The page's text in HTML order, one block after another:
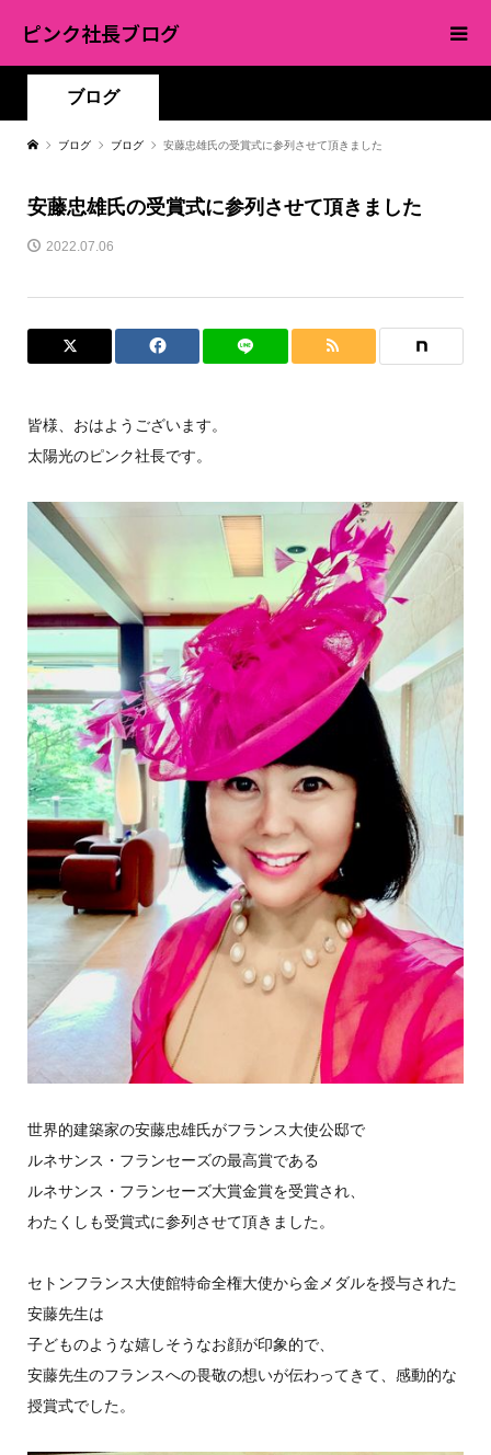
ピンク社長ブログ
ブログ
ブログ ブログ 安藤忠雄氏の受賞式に参列させて頂きました
安藤忠雄氏の受賞式に参列させて頂きました
2022.07.06
皆様、おはようございます。
太陽光のピンク社長です。
世界的建築家の安藤忠雄氏がフランス大使公邸で
ルネサンス・フランセーズの最高賞である
ルネサンス・フランセーズ大賞金賞を受賞され、
わたくしも受賞式に参列させて頂きました。
セトンフランス大使館特命全権大使から金メダルを授与された
安藤先生は
子どものような嬉しそうなお顔が印象的で、
安藤先生のフランスへの畏敬の想いが伝わってきて、感動的な
授賞式でした。